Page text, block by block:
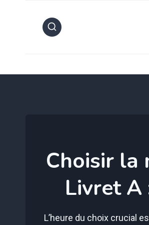
Choisir la
Livret
L’heure du choix crucial